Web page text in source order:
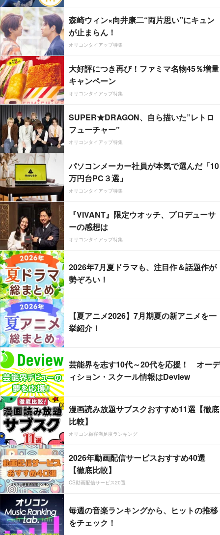
森崎ウィン×向井康二“両片思い”にキュン
が止まらん！
オリコンタイアップ特集
大好評につき再び！ファミマ名物45％増量
キャンペーン
オリコンタイアップ特集
SUPER★DRAGON、自ら描いた”レトロ
フューチャー”
オリコンタイアップ特集
パソコンメーカー社員が本気で選んだ「10
万円台PC３選」
オリコンタイアップ特集
『VIVANT』限定ウオッチ、プロデューサ
ーの感想は
オリコンタイアップ特集
2026年7月夏ドラマも、注目作＆話題作が
勢ぞろい！
【夏アニメ2026】7月期夏の新アニメを一
挙紹介！
芸能界を志す10代～20代を応援！ オーデ
ィション・スクール情報はDeview
漫画読み放題サブスクおすすめ11選【徹底
比較】
オリコン顧客満足度ランキング
2026年動画配信サービスおすすめ40選
【徹底比較】
CS動画配信サービス20選
毎週の音楽ランキングから、ヒットの推移
をチェック！